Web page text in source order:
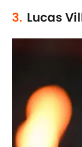
3. Lucas